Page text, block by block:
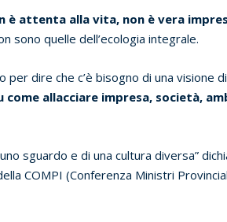
è attenta alla vita, non è vera
sono quelle dell’ecologia integrale.
dire che c’è bisogno di una visione
come allacciare impresa, società,
sguardo e di una cultura diversa”
COMPI (Conferenza Ministri